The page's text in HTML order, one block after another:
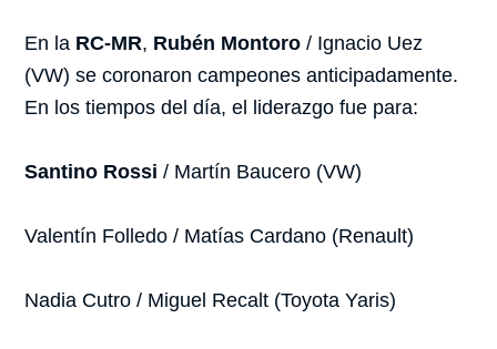
En la RC-MR, Rubén Montoro / Ignacio Uez
(VW) se coronaron campeones anticipadamente.
En los tiempos del día, el liderazgo fue para:
Santino Rossi / Martín Baucero (VW)
Valentín Folledo / Matías Cardano (Renault)
Nadia Cutro / Miguel Recalt (Toyota Yaris)